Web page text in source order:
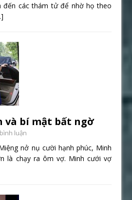
đến các thám tử để nhờ họ theo
và bí mật bất ngờ
luận
nở nụ cười hạnh phúc, Minh
là chạy ra ôm vợ. Minh cưới vợ